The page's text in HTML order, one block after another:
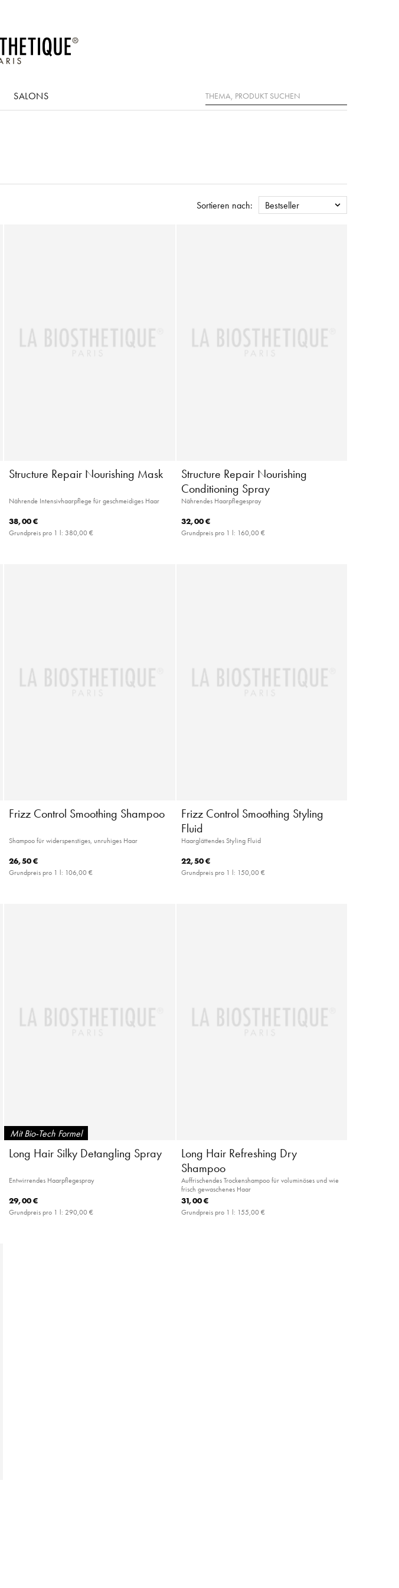
SALONS Suche
Sortieren nach: Bestseller
Structure Repair Nourishing Mask
Nährende Intensivhaarpflege für geschmeidiges Haar
38,00 €
Grundpreis pro 1 l: 380,00 €
Structure Repair Nourishing
Conditioning Spray
Nährendes Haarpflegespray
32,00 €
Grundpreis pro 1 l: 160,00 €
Frizz Control Smoothing Shampoo
Shampoo für widerspenstiges, unruhiges Haar
26,50 €
Grundpreis pro 1 l: 106,00 €
Frizz Control Smoothing Styling
Fluid
Haarglättendes Styling Fluid
22,50 €
Grundpreis pro 1 l: 150,00 €
Mit Bio-Tech Formel
Long Hair Silky Detangling Spray
Entwirrendes Haarpflegespray
29,00 €
Grundpreis pro 1 l: 290,00 €
Long Hair Refreshing Dry
Shampoo
Auffrischendes Trockenshampoo für voluminöses und wie
frisch gewaschenes Haar
31,00 €
Grundpreis pro 1 l: 155,00 €